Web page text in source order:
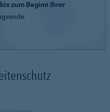
bis zum Beginn Ihrer